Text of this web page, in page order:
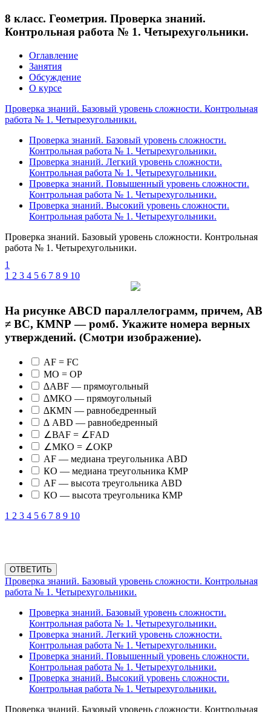
8 класс. Геометрия. Проверка знаний.
Контрольная работа № 1. Четырехугольники.
Оглавление
Занятия
Обсуждение
О курсе
Проверка знаний. Базовый уровень сложности. Контрольная
работа № 1. Четырехугольники.
Проверка знаний. Базовый уровень сложности.
Контрольная работа № 1. Четырехугольники.
Проверка знаний. Легкий уровень сложности.
Контрольная работа № 1. Четырехугольники.
Проверка знаний. Повышенный уровень сложности.
Контрольная работа № 1. Четырехугольники.
Проверка знаний. Высокий уровень сложности.
Контрольная работа № 1. Четырехугольники.
Проверка знаний. Базовый уровень сложности. Контрольная
работа № 1. Четырехугольники.
1
1 2 3 4 5 6 7 8 9 10
На рисунке АВСD параллелограмм, причем, АВ
≠ ВС, КМNР — ромб. Укажите номера верных
утверждений. (Смотри изображение).
АF = FС
МО = ОР
∆АВF — прямоугольный
∆МКО — прямоугольный
∆КМN — равнобедренный
∆ АВD — равнобедренный
∠ВАF = ∠FАD
∠МКО = ∠ОКР
АF — медиана треугольника АВD
КО — медиана треугольника КМР
АF — высота треугольника АВD
КО — высота треугольника КМР
1 2 3 4 5 6 7 8 9 10
ОТВЕТИТЬ
Проверка знаний. Базовый уровень сложности. Контрольная
работа № 1. Четырехугольники.
Проверка знаний. Базовый уровень сложности.
Контрольная работа № 1. Четырехугольники.
Проверка знаний. Легкий уровень сложности.
Контрольная работа № 1. Четырехугольники.
Проверка знаний. Повышенный уровень сложности.
Контрольная работа № 1. Четырехугольники.
Проверка знаний. Высокий уровень сложности.
Контрольная работа № 1. Четырехугольники.
Проверка знаний. Базовый уровень сложности. Контрольная